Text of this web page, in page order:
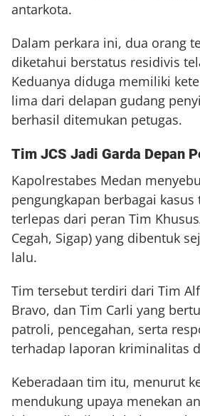
antarkota.
Dalam perkara ini, dua orang
diketahui berstatus residivis
Keduanya diduga memiliki
lima dari delapan gudang
berhasil ditemukan petugas.
Tim JCS Jadi Garda Depan
Kapolrestabes Medan
pengungkapan berbagai
terlepas dari peran Tim Khusus/
Cegah, Sigap) yang dibentuk
lalu.
Tim tersebut terdiri dari Tim
Bravo, dan Tim Carli yang
patroli, pencegahan, serta
terhadap laporan kriminalitas
Keberadaan tim itu, menurut
mendukung upaya menekan